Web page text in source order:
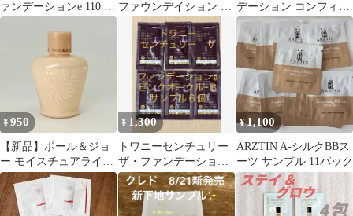
ァンデーションe 110 11
枚
ファウンデイション 02
サンプル 2包
デーション コンフィデ
ント フィックス サンプ
ル
¥950
【新品】ポール＆ジョ
ー モイスチュアライジ
ングプライマー 01 化粧
下地10ml
¥ 1,300
トワニーセンチュリー
ザ・ファンデーションa
ピンクオークル-Bサン
プル6個
¥1,100
ÄRZTIN A-シルクBBス
ーツ サンプル 11パック